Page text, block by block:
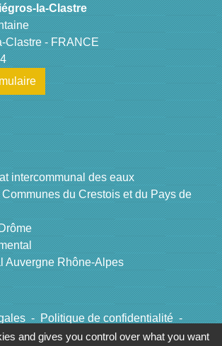
la-Clastre
Clastre - FRANCE
intercommunal des eaux
du Crestois et du Pays de
Auvergne Rhône-Alpes
- Politique de confidentialité -
- Plan du site - Gestion des cookies
and gives you control over what you want